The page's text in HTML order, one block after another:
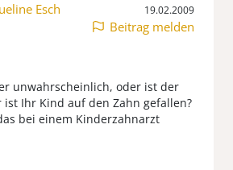
Esch 19.02.2009
Beitrag melden
unwahrscheinlich, oder ist der
ist Ihr Kind auf den Zahn gefallen?
bei einem Kinderzahnarzt